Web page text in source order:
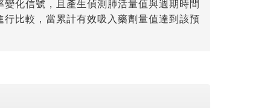
化信號，且產生偵測肺活量值與週期時間
比較，當累計有效吸入藥劑量值達到該預